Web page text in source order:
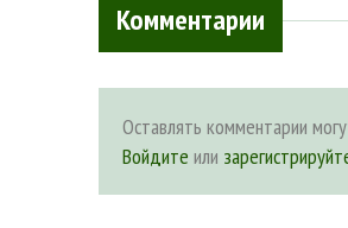
Комментарии
Оставлять комментарии
Войдите или